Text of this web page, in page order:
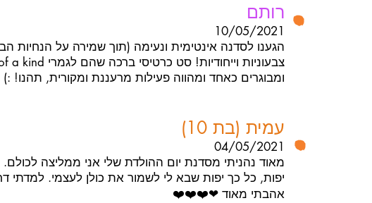
רותם
10/05/2021
הגענו לסדנה אינטימית ונעימה (תוך שמירה על הנחיות
ומבוגרים כאחד ומהווה פעילות מרעננת ומקורית, תהנו! :)
עמית (בת 10)
04/05/2021
מאוד נהניתי מסדנת יום ההולדת שלי אני ממליצה
יפות, כל כך יפות שבא לי לשמור את כולן לעצמי. למדתי
אהבתי מאוד ❤❤️❤️❤️